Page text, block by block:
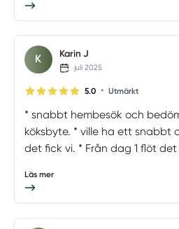
K Karin J
juli 2025
5.0 • Utmärkt
* snabbt hembesök och
köksbyte. * ville ha ett snabbt
det fick vi. * Från dag 1 flöt
Läs mer